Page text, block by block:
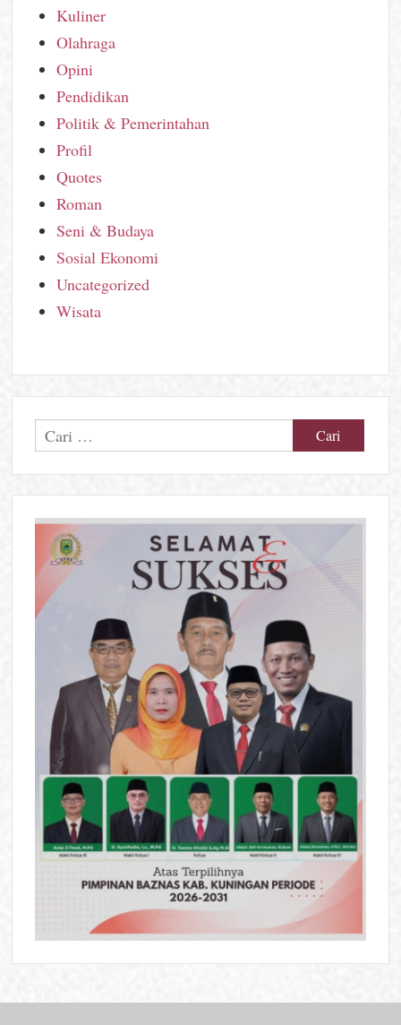
Kuliner
Olahraga
Opini
Pendidikan
Politik & Pemerintahan
Profil
Quotes
Roman
Seni & Budaya
Sosial Ekonomi
Uncategorized
Wisata
Cari
untuk: